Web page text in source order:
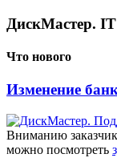
ДискМастер. IT
Что нового
Изменение
Вниманию
можно посмотреть